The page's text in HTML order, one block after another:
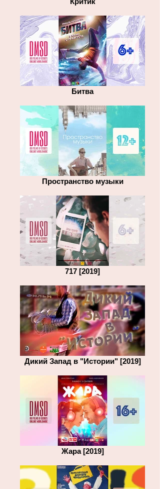
Битва
Пространство музыки
717 [2019]
Дикий Запад в "Истории" [2019]
Жара [2019]